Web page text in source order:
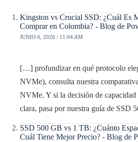
Kingston vs Crucial SSD: ¿Cuál Es
Comprar en Colombia? - Blog de
JUNIO 6, 2026 / 11:04 AM
[…] profundizar en qué protocolo
NVMe), consulta nuestra
NVMe. Y si la decisión de capacidad
clara, pasa por nuestra guía de
SSD 500 GB vs 1 TB: ¿Cuánto
Cuál Tiene Mejor Precio? - Blog de